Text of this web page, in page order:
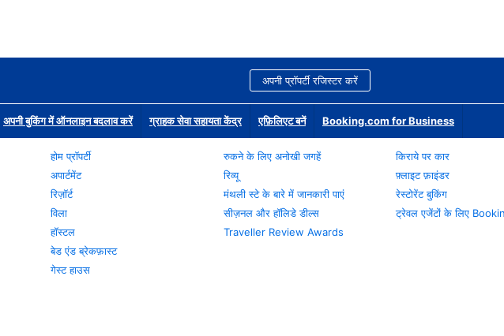
अपनी प्रॉपर्टी रजिस्टर करें
अपनी बुकिंग में ऑनलाइन बदलाव करें ग्राहक सेवा सहायता केंद्र एफ़िलिएट बनें Booking.com for Business
होम प्रॉपर्टी
अपार्टमेंट
रिज़ॉर्ट
विला
हॉस्टल
बेड एंड ब्रेकफ़ास्ट
गेस्ट हाउस
रुकने के लिए अनोखी जगहें
रिव्यू
मंथली स्टे के बारे में जानकारी पाएं
सीज़नल और हॉलिडे डील्स
Traveller Review Awards
किराये पर कार
फ़्लाइट फ़ाइंडर
रेस्टोरेंट बुकिंग
ट्रेवल एजेंटों के लिए